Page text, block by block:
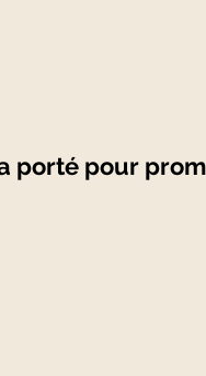
a porté pour